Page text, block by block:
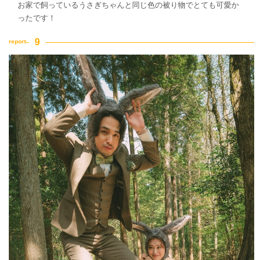
お家で飼っているうさぎちゃんと同じ色の被り物でとても可愛か
ったです！